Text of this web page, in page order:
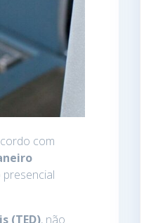
com
(TED), não